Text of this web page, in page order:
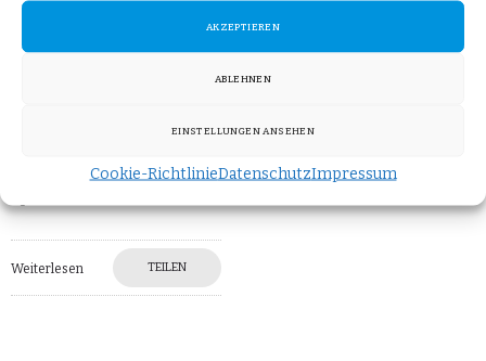
AKZEPTIEREN
ABLEHNEN
EINSTELLUNGEN ANSEHEN
Cookie-RichtlinieDatenschutzImpressum
Dobrindt, auch die für
entfallen zu lassen, teilt
der rechtspolitische
Weiterlesen TEILEN